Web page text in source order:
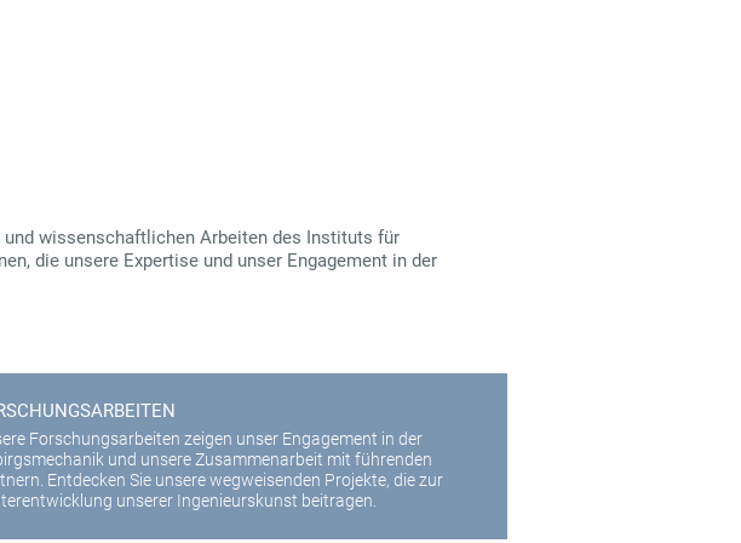
wissenschaftlichen Arbeiten des Instituts für
die unsere Expertise und unser Engagement in der
Forschungsarbeiten zeigen unser Engagement in der
und unsere Zusammenarbeit mit führenden
Entdecken Sie unsere wegweisenden Projekte, die zur
unserer Ingenieurskunst beitragen.